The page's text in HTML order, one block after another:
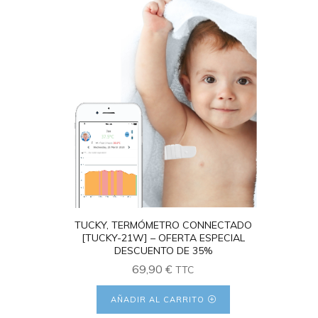
TUCKY, TERMÓMETRO CONNECTADO
[TUCKY-21W] – OFERTA ESPECIAL
DESCUENTO DE 35%
69,90 € TTC
AÑADIR AL CARRITO